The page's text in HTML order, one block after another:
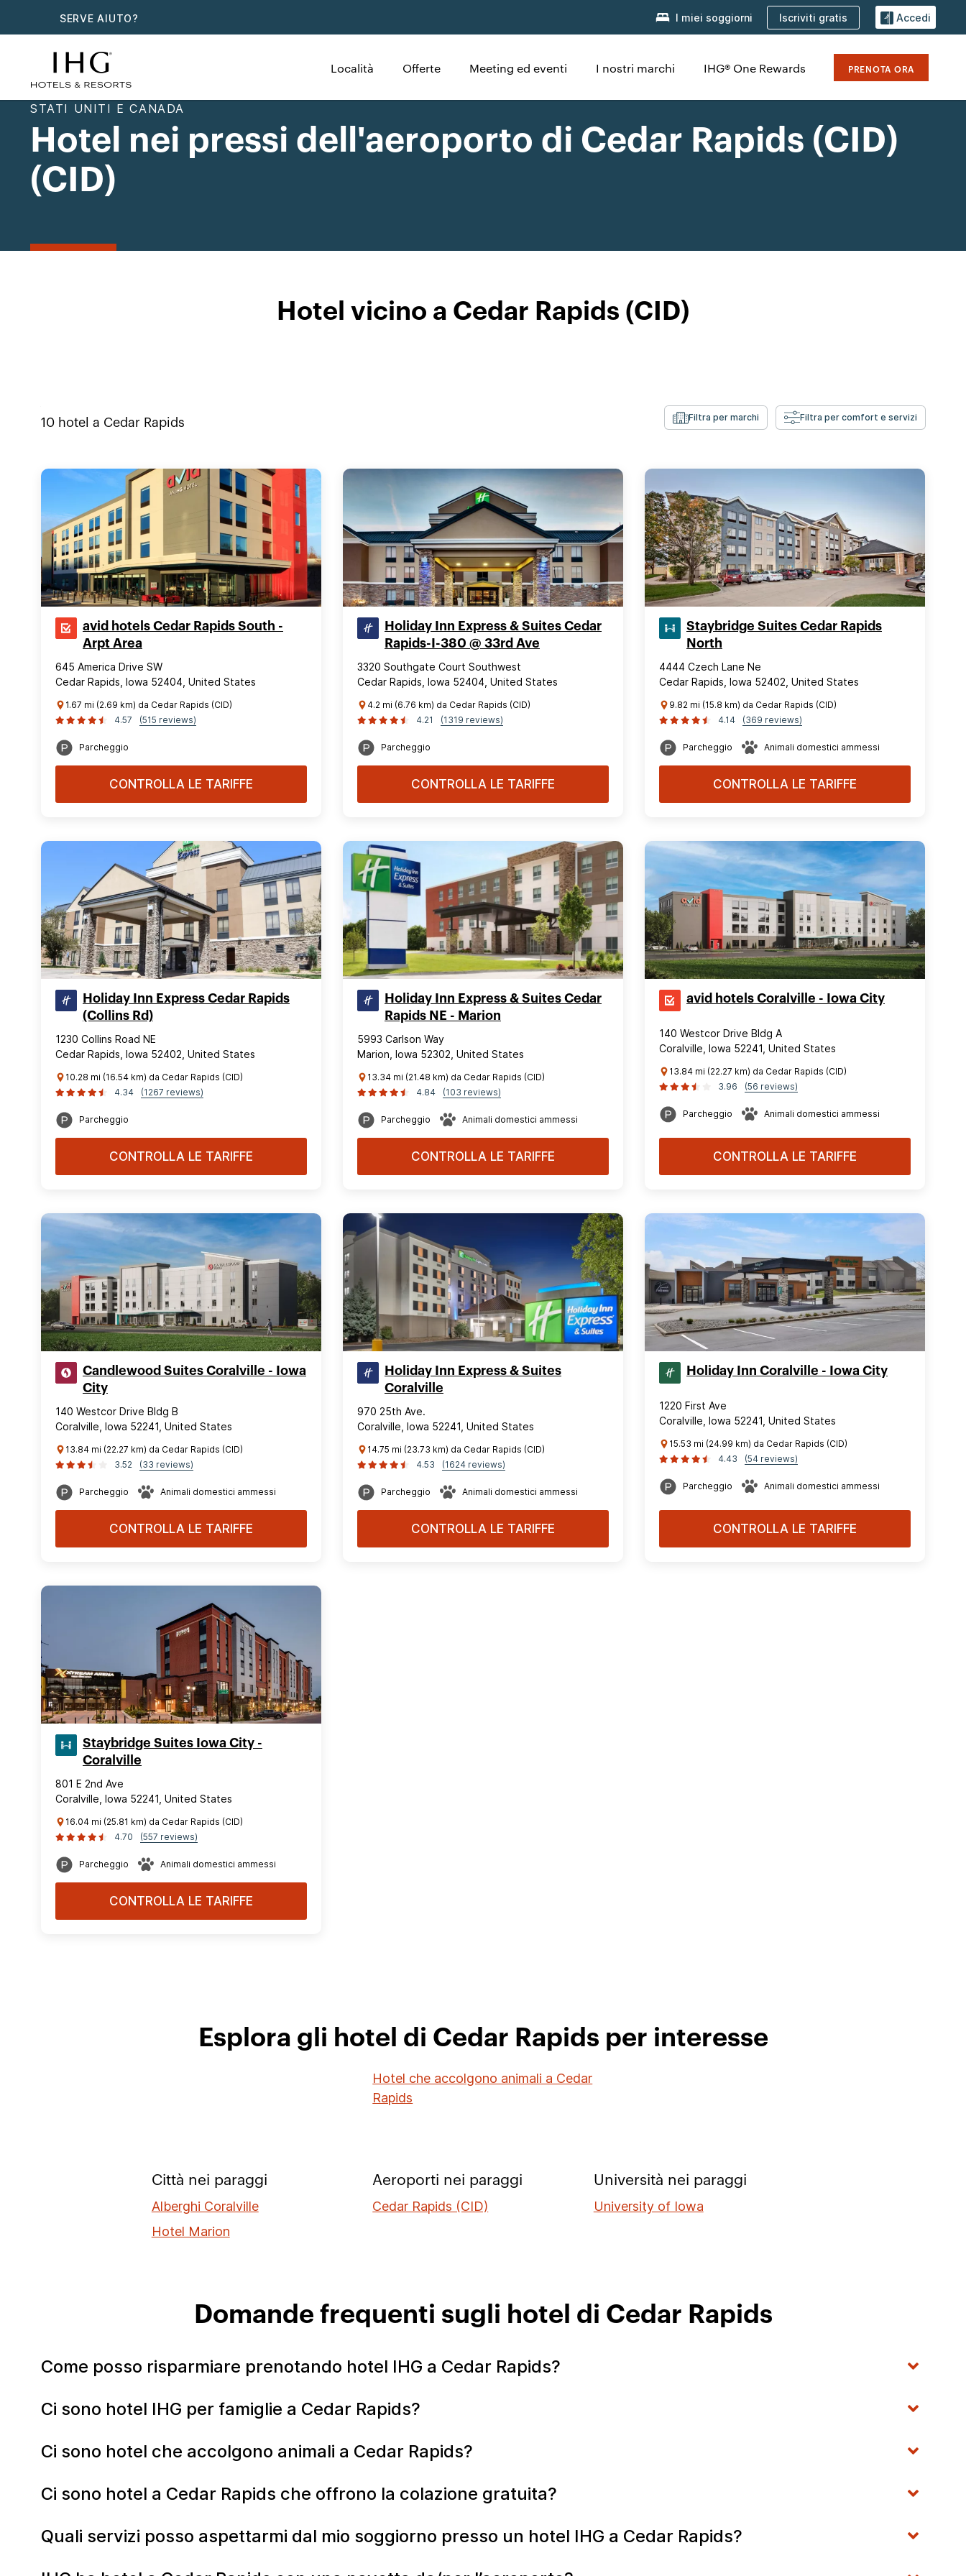
SERVE AIUTO? I miei soggiorni Iscriviti gratis Accedi
Località Offerte Meeting ed eventi I nostri marchi IHG® One Rewards PRENOTA ORA
STATI UNITI E CANADA
Hotel nei pressi dell'aeroporto di Cedar Rapids (CID)
(CID)
Hotel vicino a Cedar Rapids (CID)
10 hotel a Cedar Rapids Filtra per marchi Filtra per comfort e servizi
avid hotels Cedar Rapids South -
Arpt Area
645 America Drive SW
Cedar Rapids, Iowa 52404, United States
1.67 mi (2.69 km) da Cedar Rapids (CID)
4.57
(515 reviews)
Parcheggio
CONTROLLA LE TARIFFE
Holiday Inn Express & Suites Cedar
Rapids-I-380 @ 33rd Ave
3320 Southgate Court Southwest
Cedar Rapids, Iowa 52404, United States
4.2 mi (6.76 km) da Cedar Rapids (CID)
4.21
(1319 reviews)
Parcheggio
CONTROLLA LE TARIFFE
Staybridge Suites Cedar Rapids
North
4444 Czech Lane Ne
Cedar Rapids, Iowa 52402, United States
9.82 mi (15.8 km) da Cedar Rapids (CID)
4.14
(369 reviews)
Parcheggio Animali domestici ammessi
CONTROLLA LE TARIFFE
Holiday Inn Express Cedar Rapids
(Collins Rd)
1230 Collins Road NE
Cedar Rapids, Iowa 52402, United States
10.28 mi (16.54 km) da Cedar Rapids (CID)
4.34
(1267 reviews)
Parcheggio
CONTROLLA LE TARIFFE
Holiday Inn Express & Suites Cedar
Rapids NE - Marion
5993 Carlson Way
Marion, Iowa 52302, United States
13.34 mi (21.48 km) da Cedar Rapids (CID)
4.84
(103 reviews)
Parcheggio Animali domestici ammessi
CONTROLLA LE TARIFFE
avid hotels Coralville - Iowa City
140 Westcor Drive Bldg A
Coralville, Iowa 52241, United States
13.84 mi (22.27 km) da Cedar Rapids (CID)
3.96
(56 reviews)
Parcheggio Animali domestici ammessi
CONTROLLA LE TARIFFE
Candlewood Suites Coralville - Iowa
City
140 Westcor Drive Bldg B
Coralville, Iowa 52241, United States
13.84 mi (22.27 km) da Cedar Rapids (CID)
3.52
(33 reviews)
Parcheggio Animali domestici ammessi
CONTROLLA LE TARIFFE
Holiday Inn Express & Suites
Coralville
970 25th Ave.
Coralville, Iowa 52241, United States
14.75 mi (23.73 km) da Cedar Rapids (CID)
4.53
(1624 reviews)
Parcheggio Animali domestici ammessi
CONTROLLA LE TARIFFE
Holiday Inn Coralville - Iowa City
1220 First Ave
Coralville, Iowa 52241, United States
15.53 mi (24.99 km) da Cedar Rapids (CID)
4.43
(54 reviews)
Parcheggio Animali domestici ammessi
CONTROLLA LE TARIFFE
Staybridge Suites Iowa City -
Coralville
801 E 2nd Ave
Coralville, Iowa 52241, United States
16.04 mi (25.81 km) da Cedar Rapids (CID)
4.70
(557 reviews)
Parcheggio Animali domestici ammessi
CONTROLLA LE TARIFFE
Esplora gli hotel di Cedar Rapids per interesse
Hotel che accolgono animali a Cedar
Rapids
Città nei paraggi
Alberghi Coralville
Hotel Marion
Aeroporti nei paraggi
Cedar Rapids (CID)
Università nei paraggi
University of Iowa
Domande frequenti sugli hotel di Cedar Rapids
Come posso risparmiare prenotando hotel IHG a Cedar Rapids?
Ci sono hotel IHG per famiglie a Cedar Rapids?
Ci sono hotel che accolgono animali a Cedar Rapids?
Ci sono hotel a Cedar Rapids che offrono la colazione gratuita?
Quali servizi posso aspettarmi dal mio soggiorno presso un hotel IHG a Cedar Rapids?